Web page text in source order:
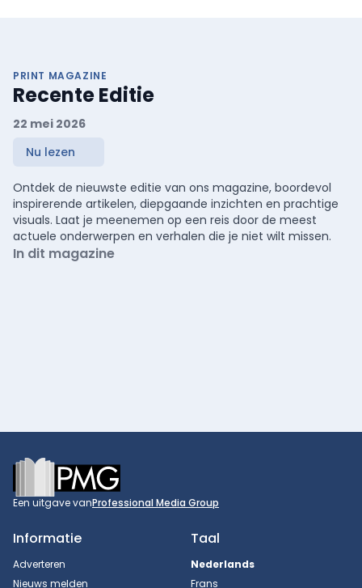
PRINT MAGAZINE
Recente Editie
22 mei 2026
Nu lezen
Ontdek de nieuwste editie van ons magazine, boordevol
inspirerende artikelen, diepgaande inzichten en prachtige
visuals. Laat je meenemen op een reis door de meest
actuele onderwerpen en verhalen die je niet wilt missen.
In dit magazine
Footer
Een uitgave vanProfessional Media Group
Informatie
Adverteren
Nieuws melden
Taal
Nederlands
Frans